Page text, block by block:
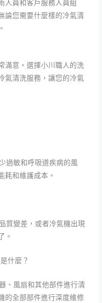
人員和客戶服務人員組
論您需要什麼樣的冷氣清
滿意。選擇小川職人的洗
氣清洗服務，讓您的冷氣
過敏和呼吸道疾病的風
耗和維護成本。
質變差，或者冷氣機出現
。
什麼？
、風扇和其他部件進行清
的全部部件進行深度維修